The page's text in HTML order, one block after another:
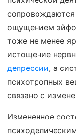
сопровождаются
ощущением
тоже не менее
истощение
депрессии, а
психотропных
связано с
Измененное